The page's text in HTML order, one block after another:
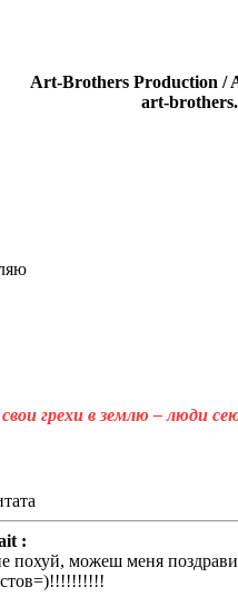
Art-Brothers Production /
art-
грехи в землю – люди
:
похуй, можеш меня